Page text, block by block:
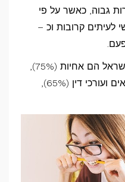
גבוה, כאשר על פי
לחץ נפשי לעיתים קרובות וכ –
המקצועות המלחיצים ביותר בישראל הם אחיות (75%),
מורים בבי"ס יסודי (66%), רופאים ועורכי דין (65%),